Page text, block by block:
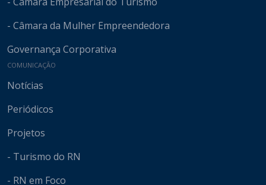
- Câmara da Mulher Empreendedora
Governança Corporativa
COMUNICAÇÃO
Notícias
Periódicos
Projetos
- Turismo do RN
- RN em Foco